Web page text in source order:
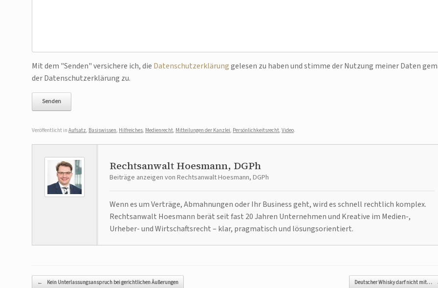
Bitte lasse dieses Feld leer.
Mit dem "Senden" versichere ich, die Datenschutzerklärunggelesen zu haben und stimme der Nutzung meiner Daten
der Datenschutzerklärung zu.
Veröffentlicht in Aufsatz, Basiswissen, Hilfreiches, Medienrecht, Mitteilungen der Kanzlei, Persönlichkeitsrecht, Video.
Rechtsanwalt Hoesmann, DGPh
Beiträge anzeigen von Rechtsanwalt Hoesmann, DGPh
Wenn es um Verträge, Abmahnungen oder Ihr Business geht, wird es schnell rechtlich komplex.
Rechtsanwalt Hoesmann berät seit fast 20 Jahren Unternehmen und Kreative im Medien-,
Urheber- und Wirtschaftsrecht – klar, pragmatisch und lösungsorientiert.
Beitragsnavigation
← Kein Unterlassungsanspruch bei gerichtlichen Äußerungen Deutscher Whisky darf nicht mit…